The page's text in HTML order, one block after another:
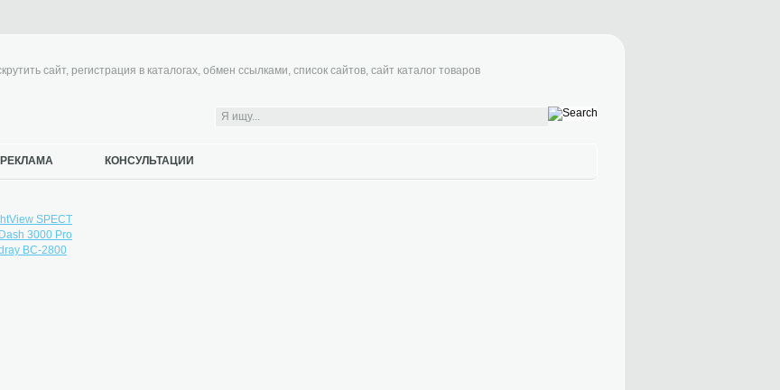
сайт, регистрация в каталогах, обмен ссылками, список сайтов, сайт каталог товаров
РЕКЛАМА КОНСУЛЬТАЦИИ